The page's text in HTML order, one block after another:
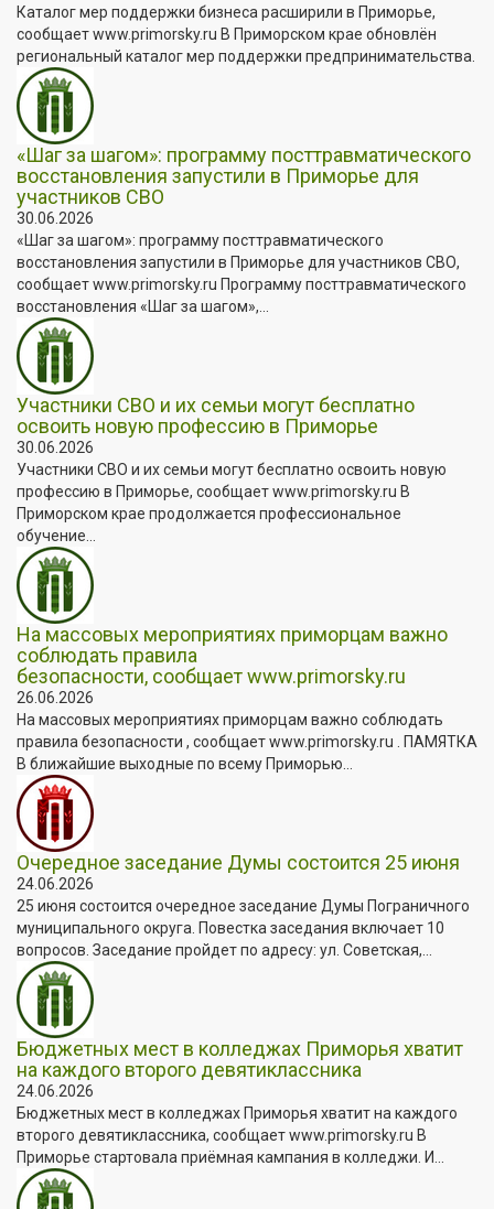
Каталог мер поддержки бизнеса расширили в Приморье,
сообщает www.primorsky.ru В Приморском крае обновлён
региональный каталог мер поддержки предпринимательства.
«Шаг за шагом»: программу посттравматического
восстановления запустили в Приморье для
участников СВО
30.06.2026
«Шаг за шагом»: программу посттравматического
восстановления запустили в Приморье для участников СВО,
сообщает www.primorsky.ru Программу посттравматического
восстановления «Шаг за шагом»,...
Участники СВО и их семьи могут бесплатно
освоить новую профессию в Приморье
30.06.2026
Участники СВО и их семьи могут бесплатно освоить новую
профессию в Приморье, сообщает www.primorsky.ru В
Приморском крае продолжается профессиональное
обучение...
На массовых мероприятиях приморцам важно
соблюдать правила
безопасности, сообщает www.primorsky.ru
26.06.2026
На массовых мероприятиях приморцам важно соблюдать
правила безопасности , сообщает www.primorsky.ru . ПАМЯТКА
В ближайшие выходные по всему Приморью...
Очередное заседание Думы состоится 25 июня
24.06.2026
25 июня состоится очередное заседание Думы Пограничного
муниципального округа. Повестка заседания включает 10
вопросов. Заседание пройдет по адресу: ул. Советская,...
Бюджетных мест в колледжах Приморья хватит
на каждого второго девятиклассника
24.06.2026
Бюджетных мест в колледжах Приморья хватит на каждого
второго девятиклассника, сообщает www.primorsky.ru В
Приморье стартовала приёмная кампания в колледжи. И...